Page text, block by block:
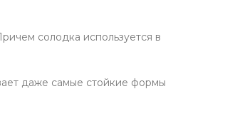
солодка используется в
даже самые стойкие формы